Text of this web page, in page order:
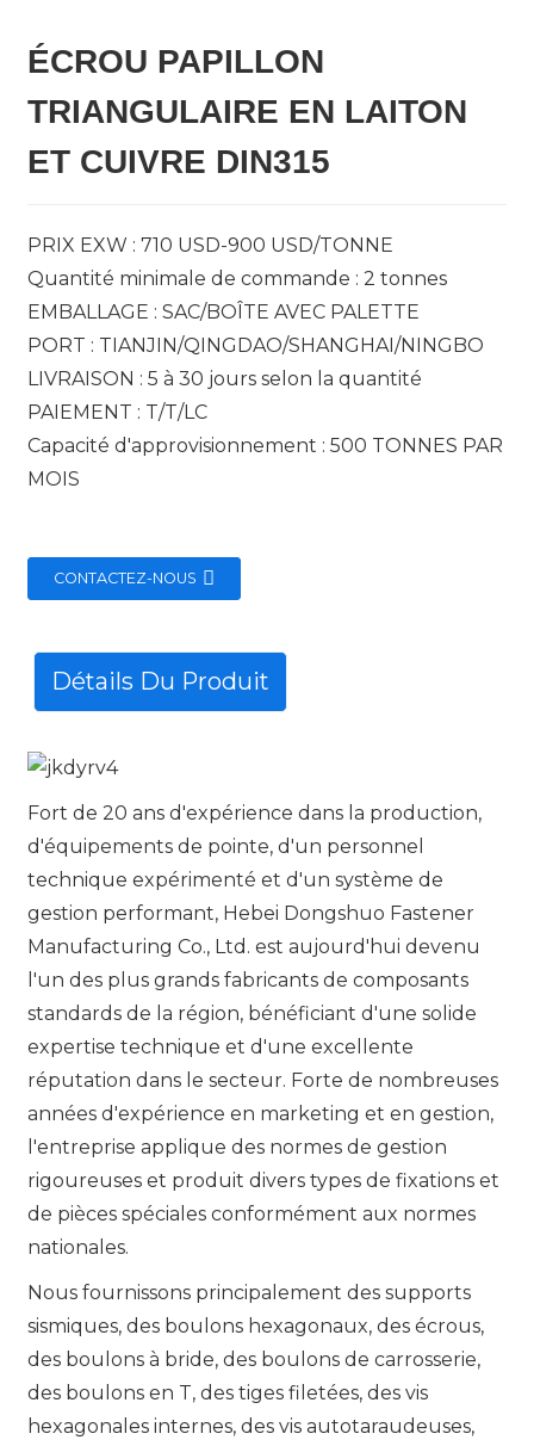
ÉCROU PAPILLON
TRIANGULAIRE EN LAITON
ET CUIVRE DIN315
PRIX EXW : 710 USD-900 USD/TONNE
Quantité minimale de commande : 2 tonnes
EMBALLAGE : SAC/BOÎTE AVEC PALETTE
PORT : TIANJIN/QINGDAO/SHANGHAI/NINGBO
LIVRAISON : 5 à 30 jours selon la quantité
PAIEMENT : T/T/LC
Capacité d'approvisionnement : 500 TONNES PAR
MOIS
CONTACTEZ-NOUS
Détails Du Produit
Fort de 20 ans d'expérience dans la production,
d'équipements de pointe, d'un personnel
technique expérimenté et d'un système de
gestion performant, Hebei Dongshuo Fastener
Manufacturing Co., Ltd. est aujourd'hui devenu
l'un des plus grands fabricants de composants
standards de la région, bénéficiant d'une solide
expertise technique et d'une excellente
réputation dans le secteur. Forte de nombreuses
années d'expérience en marketing et en gestion,
l'entreprise applique des normes de gestion
rigoureuses et produit divers types de fixations et
de pièces spéciales conformément aux normes
nationales.
Nous fournissons principalement des supports
sismiques, des boulons hexagonaux, des écrous,
des boulons à bride, des boulons de carrosserie,
des boulons en T, des tiges filetées, des vis
hexagonales internes, des vis autotaraudeuses,